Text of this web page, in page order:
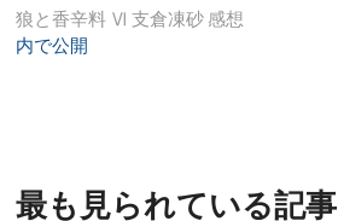
投
稿
狼と香辛料 Ⅵ 支倉凍砂 感想
内で公開
最も見られている記事